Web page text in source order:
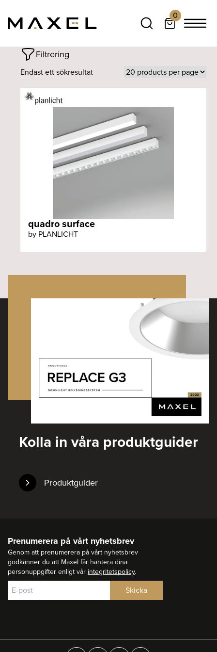
0
Filtrering
Endast ett sökresultat
quadro surface
by PLANLICHT
Kolla in våra produktguider
Produktguider
Prenumerera på vårt nyhetsbrev
Genom att prenumerera på vårt nyhetsbrev
godkänner du att Maxel får hantera dina
personuppgifter enligt vår integritetspolicy.